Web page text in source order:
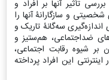
تأثیر آنها بر افراد و
و سازگارانۀ آنها را
سه‌گانۀ تاریک و
ضداجتماعی، هم‌ستیز و
بر شیوه رقابت اجتماعی،
این افراد پرداخته